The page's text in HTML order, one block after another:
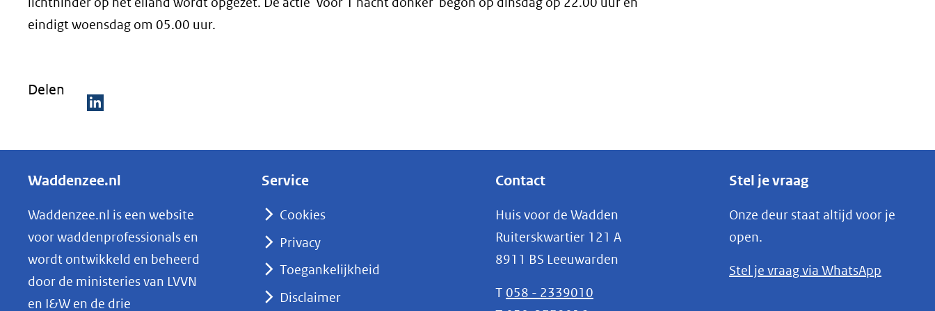
eindigt woensdag om 05.00 uur.
Delen
e
e
n
o
p
L
Waddenzee.nl
Waddenzee.nl is een website
voor waddenprofessionals en
wordt ontwikkeld en beheerd
door de ministeries van LVVN
en I&W en de drie
Service
Cookies
Privacy
Toegankelijkheid
Disclaimer
Contact
Huis voor de Wadden
Ruiterskwartier 121 A
8911 BS Leeuwarden
T 058 - 2339010
Stel je vraag
Onze deur staat altijd voor je
open.
Stel je vraag via WhatsApp